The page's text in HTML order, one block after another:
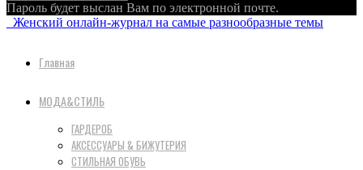
Пароль будет выслан Вам по электронной почте.
Женский онлайн-журнал на самые разнообразные темы
Главная
МОДА&СТИЛЬ
ГАРДЕРОБ
АКСЕССУАРЫ & БИЖУТЕРИЯ
СТИЛЬНАЯ ОБУВЬ